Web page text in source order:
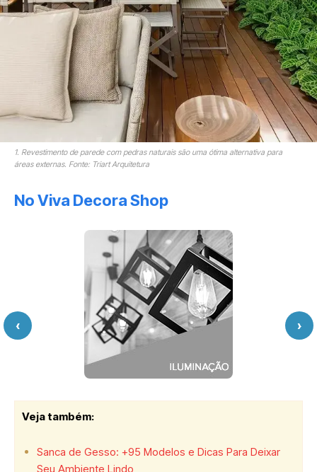
1. Revestimento de parede com pedras naturais são uma ótima alternativa para
áreas externas. Fonte: Triart Arquitetura
No Viva Decora Shop
‹ ›
Veja também:
Sanca de Gesso: +95 Modelos e Dicas Para Deixar
Seu Ambiente Lindo